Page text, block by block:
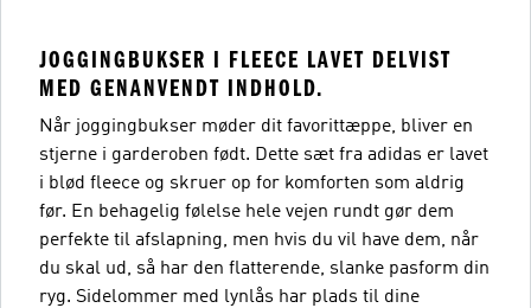
JOGGINGBUKSER I FLEECE LAVET DELVIST
MED GENANVENDT INDHOLD.
Når joggingbukser møder dit favorittæppe, bliver en
stjerne i garderoben født. Dette sæt fra adidas er lavet
i blød fleece og skruer op for komforten som aldrig
før. En behagelig følelse hele vejen rundt gør dem
perfekte til afslapning, men hvis du vil have dem, når
du skal ud, så har den flatterende, slanke pasform din
ryg. Sidelommer med lynlås har plads til dine